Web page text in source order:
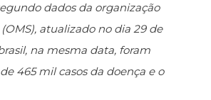
dados da organização
atualizado no dia 29 de
na mesma data, foram
465 mil casos da doença e o